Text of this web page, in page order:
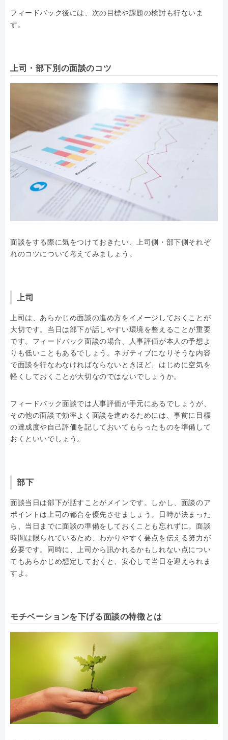
フィードバック後には、次の目標や課題の検討も行ないま
す。
上司・部下別の面談のコツ
面談をする際に気をつけておきたい、上司側・部下側それぞ
れのコツについて考えてみましょう。
上司
上司は、あらかじめ面談の進め方をイメージしておくことが
大切です。当日は部下が話しやすい環境を整えることが重要
です。フィードバック面談の場合、人事評価が本人の予想よ
りも低いこともあるでしょう。ネガティブになりそうな内容
で面談を行なわなければならないときほど、はじめに空気を
軽くしておくことが大切なのではないでしょうか。
フィードバック面談では人事評価が手元にあるでしょうが、
その他の面談で効率よく面談を進めるためには、事前に目標
の達成度や自己評価を記しておいてもらったものを準備して
おくといいでしょう。
部下
面談当日は部下が話すことがメインです。しかし、面談のア
ポイントは上司の都合を優先させましょう。日時が決まった
ら、当日までに面談の準備をしておくことも忘れずに。面談
時間は限られているため、わかりやすく要点を伝える努力が
必要です。同時に、上司から訊かれるかもしれない点につい
てもあらかじめ想定しておくと、安心して当日を迎えられま
すよ。
モチベーションを下げる面談の特徴とは